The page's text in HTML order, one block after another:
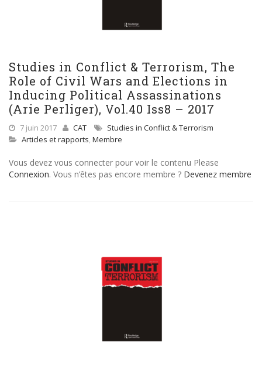
Studies in Conflict & Terrorism, The
Role of Civil Wars and Elections in
Inducing Political Assassinations
(Arie Perliger), Vol.40 Iss8 – 2017
7 juin 2017 CAT
Studies in Conflict & Terrorism
Articles et rapports, Membre
Vous devez vous connecter pour voir le contenu Please
Connexion. Vous n’êtes pas encore membre ? Devenez membre